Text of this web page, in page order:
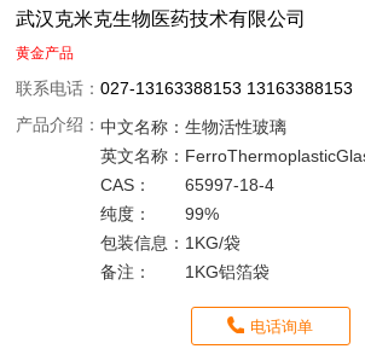
武汉克米克生物医药技术有限公司
黄金产品
联系电话：027-13163388153 13163388153
产品介绍：中文名称：生物活性玻璃
英文名称：
CAS：
65997-18-4
纯度：
99%
包装信息： 1KG/袋
备注：
1KG铝箔袋
电话询单